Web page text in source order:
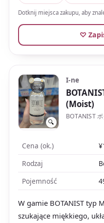
Dotknij miejsca zakupu, aby
♡
🔍
I-ne
(Moist)
BOTANIST
Cena (ok.)
Rodzaj
Pojemność
W gamie BOTANIST typ
szukające miękkiego,